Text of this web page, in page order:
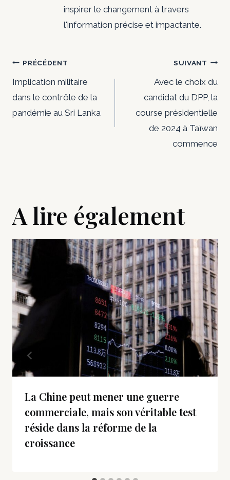
inspirer le changement à travers
l'information précise et impactante.
Navigation
de
l’article
PRÉCÉDENT
Implication militaire
dans le contrôle de la
pandémie au Sri Lanka
SUIVANT
Avec le choix du
candidat du DPP, la
course présidentielle
de 2024 à Taïwan
commence
A lire également
La Chine peut mener une guerre
commerciale, mais son véritable test
réside dans la réforme de la
croissance